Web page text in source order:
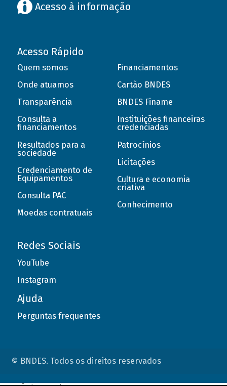
Acesso à informação
Acesso Rápido
Quem somos
Onde atuamos
Transparência
Consulta a
financiamentos
Resultados para a
sociedade
Credenciamento de
Equipamentos
Consulta PAC
Moedas contratuais
Financiamentos
Cartão BNDES
BNDES Finame
Instituições financeiras
credenciadas
Patrocínios
Licitações
Cultura e economia
criativa
Conhecimento
Redes Sociais
YouTube
Instagram
Ajuda
Perguntas frequentes
© BNDES. Todos os direitos reservados